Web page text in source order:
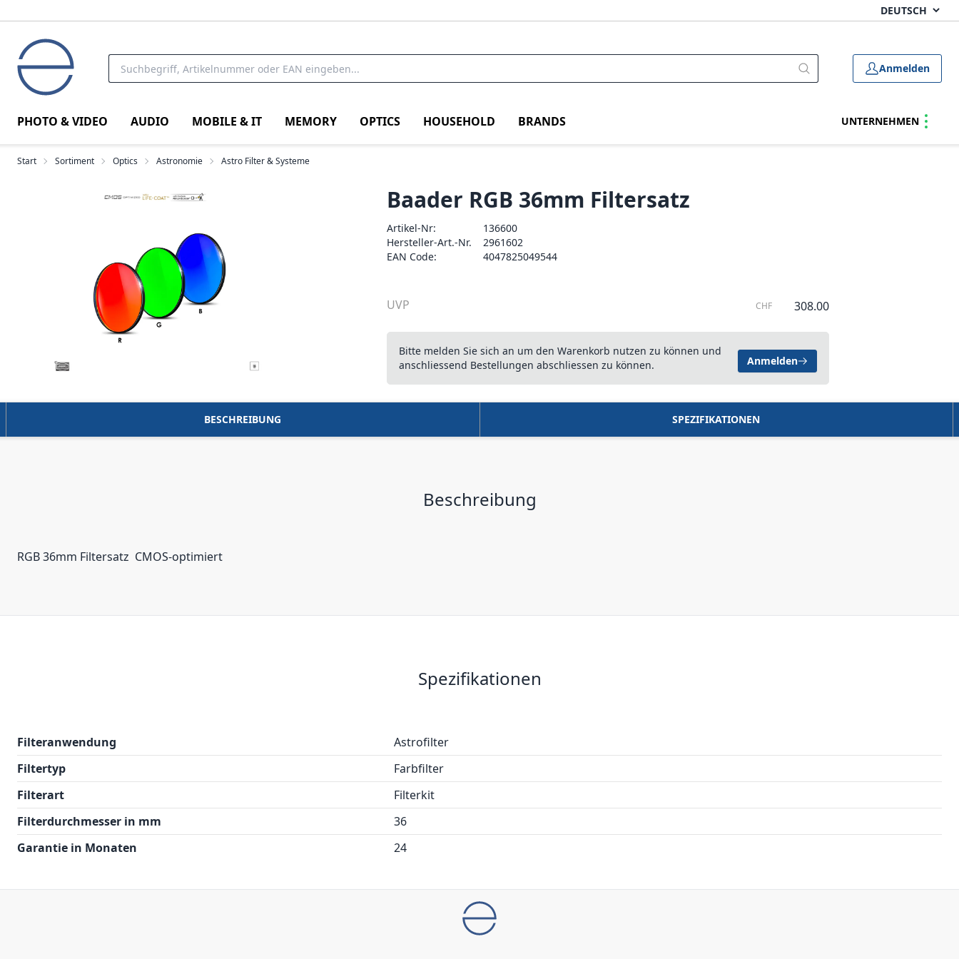
Anmelden
PHOTO & VIDEO AUDIO MOBILE & IT MEMORY OPTICS HOUSEHOLD BRANDS UNTERNEHMEN
Start Sortiment Optics Astronomie Astro Filter & Systeme
Baader RGB 36mm Filtersatz
Artikel-Nr:
136600
Hersteller-Art.-Nr.
2961602
EAN Code:
4047825049544
UVP CHF 308.00
Bitte melden Sie sich an um den Warenkorb nutzen zu können und
anschliessend Bestellungen abschliessen zu können.
Anmelden
BESCHREIBUNG SPEZIFIKATIONEN
Beschreibung
RGB 36mm Filtersatz  CMOS-optimiert
Spezifikationen
Filteranwendung
Astrofilter
Filtertyp
Farbfilter
Filterart
Filterkit
Filterdurchmesser in mm
36
Garantie in Monaten
24